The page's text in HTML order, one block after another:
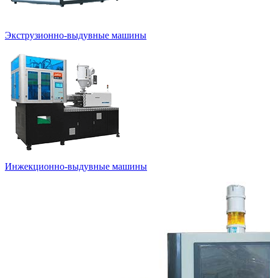
Экструзионно-выдувные машины
Инжекционно-выдувные машины